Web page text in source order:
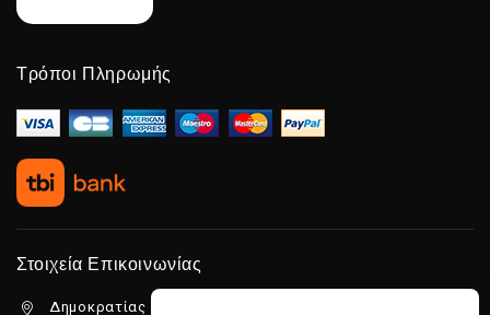
Τρόποι Πληρωμής
Στοιχεία Επικοινωνίας
Δημοκρατίας 5β Λιμένας Χερσονήσου, 70014